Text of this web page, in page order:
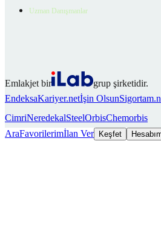
Uzman Danışmanlar
Emlakjet bir
grup şirketidir.
EndeksaKariyer.netİşin Olsun
CimriNeredekalSteelOrbisChemorbis
AraFavorilerimİlan Ver Keşfet